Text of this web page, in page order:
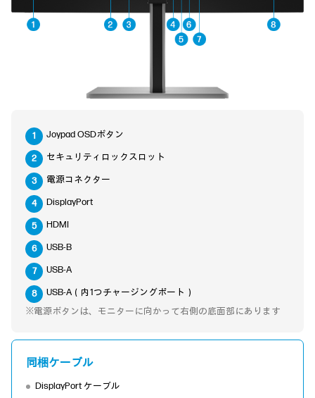
Joypad OSDボタン
セキュリティロックスロット
電源コネクター
DisplayPort
HDMI
USB-B
USB-A
USB-A（内1つチャージングポート）
※電源ボタンは、モニターに向かって右側の底面部にあります
同梱ケーブル
DisplayPort ケーブル